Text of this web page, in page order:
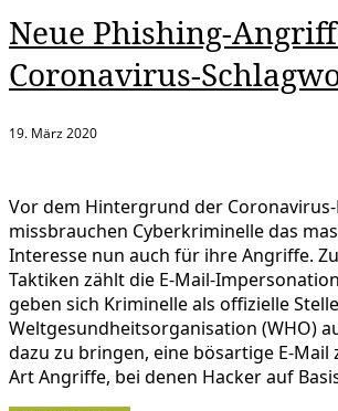
Neue Phishing-
Coronavirus-
19. März 2020
Vor dem Hintergrund der
missbrauchen Cyberkriminelle das
Interesse nun auch für ihre Angriffe.
Taktiken zählt die E-Mail-
geben sich Kriminelle als offizielle
Weltgesundheitsorganisation (WHO)
dazu zu bringen, eine bösartige E-Mail
Art Angriffe, bei denen Hacker auf